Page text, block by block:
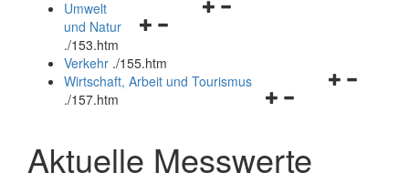
Navigationsmenü
Navigationsmenü
und
schließen
Umwelt
und Natur
./153.htm
Verkehr ./155.htm
Navigationsmenü
schließen
Wirtschaft, Arbeit und Tourismus
./157.htm
Aktuelle Messwerte